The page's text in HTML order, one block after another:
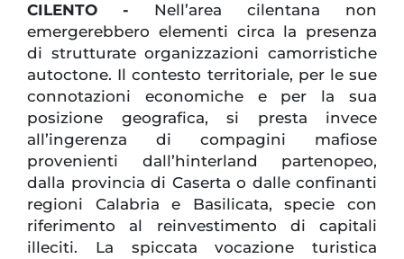
CILENTO - Nell’area cilentana non
emergerebbero elementi circa la presenza
di strutturate organizzazioni camorristiche
autoctone. Il contesto territoriale, per le sue
connotazioni economiche e per la sua
posizione geografica, si presta invece
all’ingerenza di compagini mafiose
provenienti dall’hinterland partenopeo,
dalla provincia di Caserta o dalle confinanti
regioni Calabria e Basilicata, specie con
riferimento al reinvestimento di capitali
illeciti. La spiccata vocazione turistica